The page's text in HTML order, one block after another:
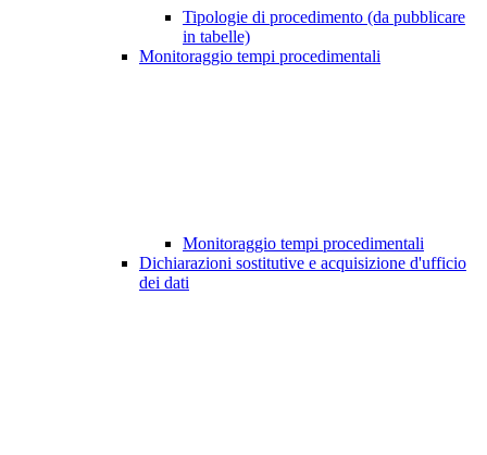
Tipologie di procedimento (da pubblicare
in tabelle)
Monitoraggio tempi procedimentali
Monitoraggio tempi procedimentali
Dichiarazioni sostitutive e acquisizione d'ufficio
dei dati